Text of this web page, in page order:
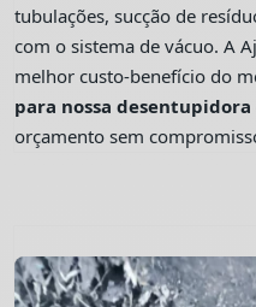
tubulações, sucção de
com o sistema de vácuo. A
melhor custo-benefício do
para nossa desentupidora
orçamento sem